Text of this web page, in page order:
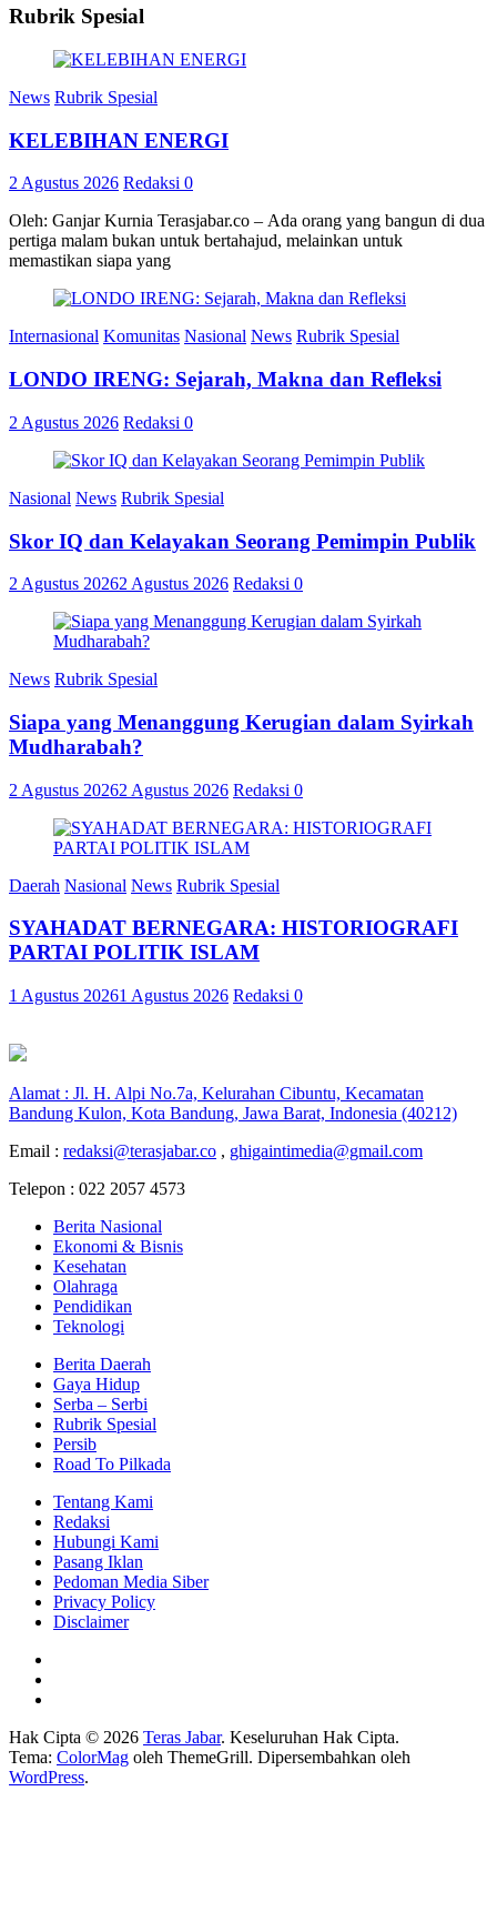
Rubrik Spesial
News Rubrik Spesial
KELEBIHAN ENERGI
2 Agustus 2026 Redaksi 0
Oleh: Ganjar Kurnia Terasjabar.co – Ada orang yang bangun di dua
pertiga malam bukan untuk bertahajud, melainkan untuk
memastikan siapa yang
Internasional Komunitas Nasional News Rubrik Spesial
LONDO IRENG: Sejarah, Makna dan Refleksi
2 Agustus 2026 Redaksi 0
Nasional News Rubrik Spesial
Skor IQ dan Kelayakan Seorang Pemimpin Publik
2 Agustus 20262 Agustus 2026 Redaksi 0
News Rubrik Spesial
Siapa yang Menanggung Kerugian dalam Syirkah
Mudharabah?
2 Agustus 20262 Agustus 2026 Redaksi 0
Daerah Nasional News Rubrik Spesial
SYAHADAT BERNEGARA: HISTORIOGRAFI
PARTAI POLITIK ISLAM
1 Agustus 20261 Agustus 2026 Redaksi 0
Alamat : Jl. H. Alpi No.7a, Kelurahan Cibuntu, Kecamatan
Bandung Kulon, Kota Bandung, Jawa Barat, Indonesia (40212)
Email : redaksi@terasjabar.co , ghigaintimedia@gmail.com
Telepon : 022 2057 4573
Berita Nasional
Ekonomi & Bisnis
Kesehatan
Olahraga
Pendidikan
Teknologi
Berita Daerah
Gaya Hidup
Serba – Serbi
Rubrik Spesial
Persib
Road To Pilkada
Tentang Kami
Redaksi
Hubungi Kami
Pasang Iklan
Pedoman Media Siber
Privacy Policy
Disclaimer
Hak Cipta © 2026 Teras Jabar. Keseluruhan Hak Cipta.
Tema: ColorMag oleh ThemeGrill. Dipersembahkan oleh
WordPress.